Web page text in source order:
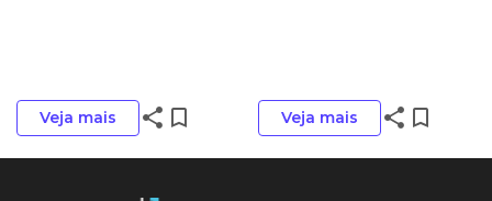
Veja mais share bookmark_border Veja mais share bookmark_border